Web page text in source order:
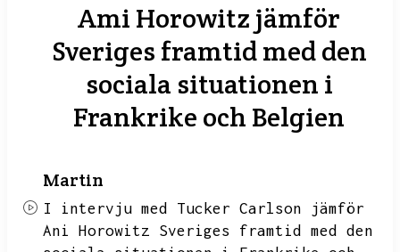
Ami Horowitz jämför
Sveriges framtid med den
sociala situationen i
Frankrike och Belgien
Martin
I intervju med Tucker Carlson jämför
Ani Horowitz Sveriges framtid med den